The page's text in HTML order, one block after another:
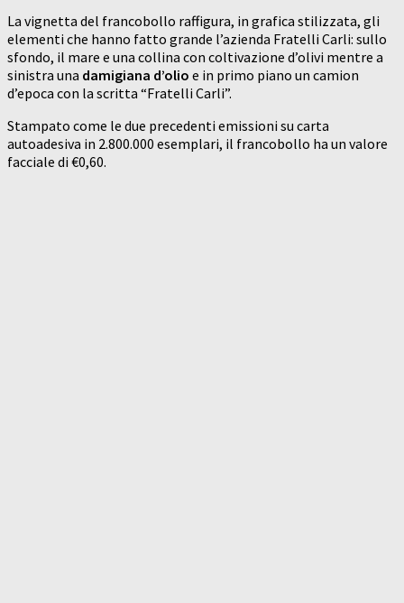
La vignetta del francobollo raffigura, in grafica stilizzata, gli
elementi che hanno fatto grande l’azienda Fratelli Carli: sullo
sfondo, il mare e una collina con coltivazione d’olivi mentre a
sinistra una damigiana d’olio e in primo piano un camion
d’epoca con la scritta “Fratelli Carli”.
Stampato come le due precedenti emissioni su carta
autoadesiva in 2.800.000 esemplari, il francobollo ha un valore
facciale di €0,60.